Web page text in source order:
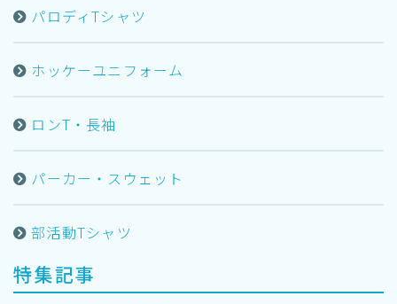
パロディTシャツ
ホッケーユニフォーム
ロンT・長袖
パーカー・スウェット
部活動Tシャツ
特集記事